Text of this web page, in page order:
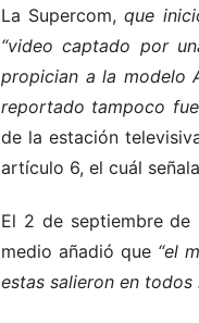
La Supercom, que
“video captado por
propician a la modelo
reportado tampoco
de la estación
artículo 6, el cuál
El 2 de septiembre de
medio añadió que “el
estas salieron en